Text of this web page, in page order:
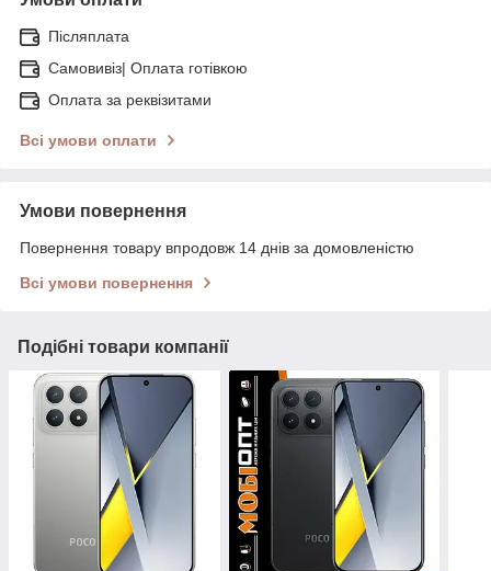
Післяплата
Самовивіз| Оплата готівкою
Оплата за реквізитами
Всі умови оплати
Умови повернення
Повернення товару впродовж 14 днів за домовленістю
Всі умови повернення
Подібні товари компанії